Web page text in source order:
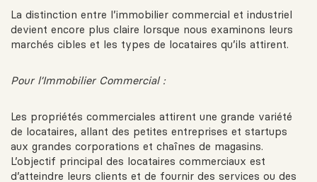
La distinction entre l’immobilier commercial et industriel
devient encore plus claire lorsque nous examinons leurs
marchés cibles et les types de locataires qu’ils attirent.
Pour l’Immobilier Commercial :
Les propriétés commerciales attirent une grande variété
de locataires, allant des petites entreprises et startups
aux grandes corporations et chaînes de magasins.
L’objectif principal des locataires commerciaux est
d’atteindre leurs clients et de fournir des services ou des